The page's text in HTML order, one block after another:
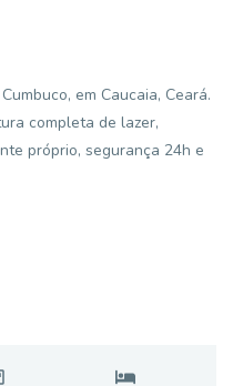
em Caucaia, Ceará.
completa de lazer,
próprio, segurança 24h e